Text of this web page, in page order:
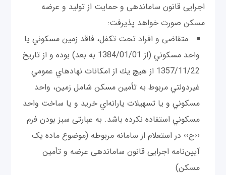
اجرایی قانون ساماندهی و حمایت از تولید و عرضه
مسکن صورت خواهد پذیرفت:
متقاضی و افراد تحت تکفل، فاقد زمين مسكوني يا
واحد مسكوني (از 1384/01/01 به بعد) بوده و از تاريخ
1357/11/22 از هيچ يك از امكانات نهادهاي عمومي
غيردولتي مربوط به تأمين مسكن شامل زمين، واحد
مسكوني و يا تسهيلات يارانه‌اي خريد و يا ساخت واحد
مسكوني استفاده نكرده باشد. به عبارتی سبز بودن فرم
‹‹ج›› در استعلام از سامانه مربوطه (موضوع ماده یک
آیین‌نامه اجرایی قانون ساماندهی عرضه و تأمین
مسکن)